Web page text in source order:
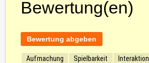
Bewertung(en)
Bewertung abgeben
Aufmachung Spielbarkeit Interaktion